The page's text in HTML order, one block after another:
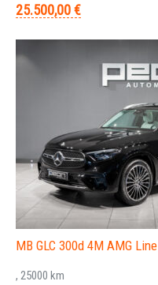
25.500,00 €
MB GLC 300d 4M AMG Line
, 25000 km